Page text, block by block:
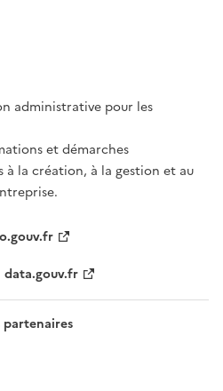
administrative pour les
et démarches
à la création, à la gestion et au
data.gouv.fr
partenaires